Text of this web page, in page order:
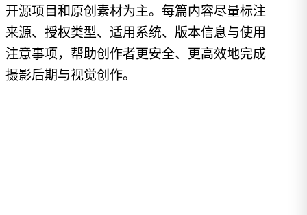
开源项目和原创素材为主。每篇内容尽量标注
来源、授权类型、适用系统、版本信息与使用
注意事项，帮助创作者更安全、更高效地完成
摄影后期与视觉创作。